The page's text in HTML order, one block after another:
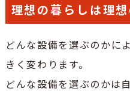
理想の暮らしは理
どんな設備を選ぶのかに
きく変わります。
どんな設備を選ぶのかは